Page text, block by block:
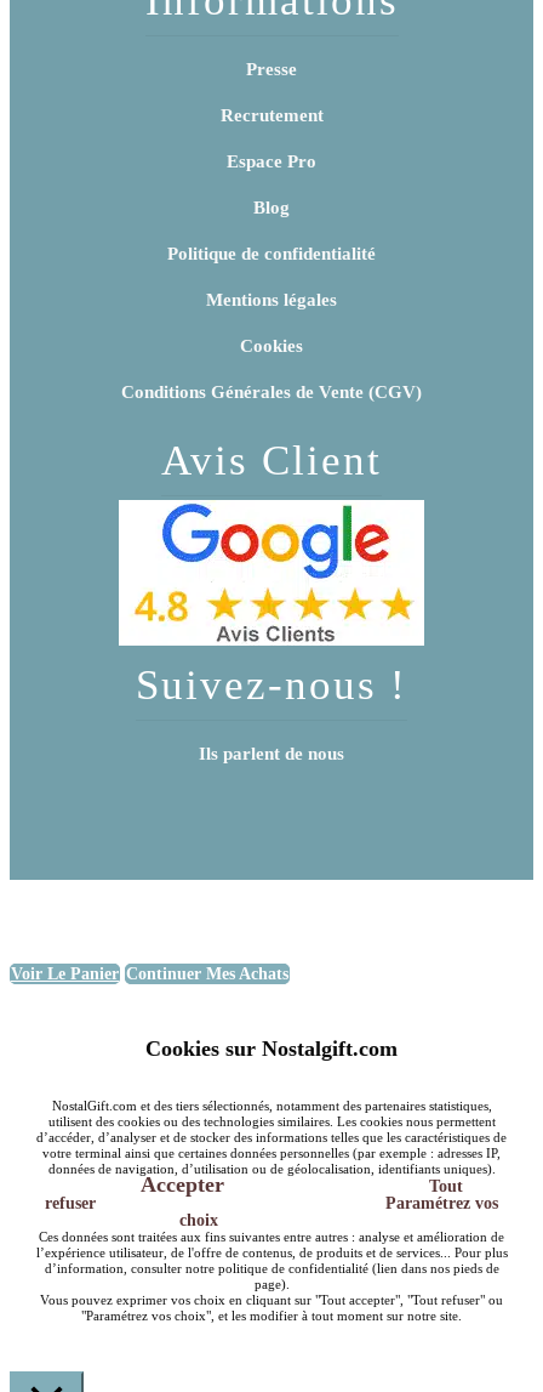
Presse
Recrutement
Espace Pro
Blog
Politique de confidentialité
Mentions légales
Cookies
Conditions Générales de Vente (CGV)
Avis Client
Suivez-nous !
Ils parlent de nous
Voir Le Panier Continuer Mes Achats
Cookies sur Nostalgift.com
NostalGift.com et des tiers sélectionnés, notamment des partenaires statistiques,
utilisent des cookies ou des technologies similaires. Les cookies nous permettent
d’accéder, d’analyser et de stocker des informations telles que les caractéristiques de
votre terminal ainsi que certaines données personnelles (par exemple : adresses IP,
données de navigation, d’utilisation ou de géolocalisation, identifiants uniques).
Accepter
Tout
refuser
Paramétrez vos
choix
Ces données sont traitées aux fins suivantes entre autres : analyse et amélioration de
l’expérience utilisateur, de l'offre de contenus, de produits et de services... Pour plus
d’information, consulter notre politique de confidentialité (lien dans nos pieds de
page).
Vous pouvez exprimer vos choix en cliquant sur "Tout accepter", "Tout refuser" ou
"Paramétrez vos choix", et les modifier à tout moment sur notre site.